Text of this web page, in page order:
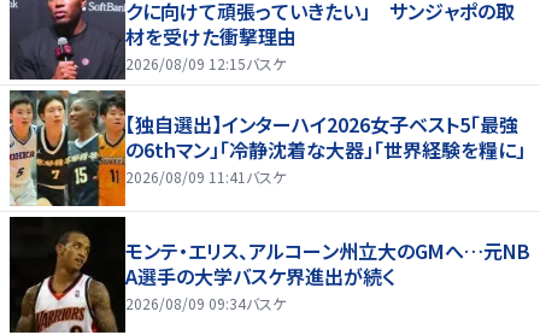
クに向けて頑張っていきたい」 サンジャポの取
材を受けた衝撃理由
2026/08/09 12:15バスケ
【独自選出】インターハイ2026女子ベスト5「最強
の6thマン」「冷静沈着な大器」「世界経験を糧に」
2026/08/09 11:41 バスケ
モンテ・エリス、アルコーン州立大のGMへ…元NB
A選手の大学バスケ界進出が続く
2026/08/09 09:34バスケ